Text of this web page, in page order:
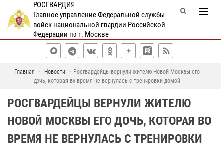
РОСГВАРДИЯ
Главное управление Федеральной службы
войск национальной гвардии Российской
Федерации по г. Москве
Главная Новости
Росгвардейцы вернули жителю Новой Москвы его
дочь, которая во время не вернулась с тренировки домой
РОСГВАРДЕЙЦЫ ВЕРНУЛИ ЖИТЕЛЮ
НОВОЙ МОСКВЫ ЕГО ДОЧЬ, КОТОРАЯ ВО
ВРЕМЯ НЕ ВЕРНУЛАСЬ С ТРЕНИРОВКИ